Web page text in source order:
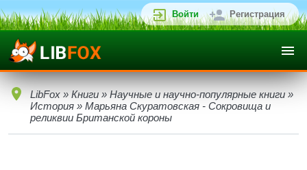
Войти Регистрация
LibFox » Книги » Научные и научно-популярные книги »
История » Марьяна Скуратовская - Сокровища и
реликвии Британской короны